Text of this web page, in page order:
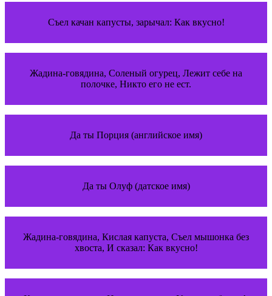
Съел качан капусты, зарычал: Как вкусно!
Жадина-говядина, Соленый огурец, Лежит себе на
полочке, Никто его не ест.
Да ты Порция (английское имя)
Да ты Олуф (датское имя)
Жадина-говядина, Кислая капуста, Съел мышонка без
хвоста, И сказал: Как вкусно!